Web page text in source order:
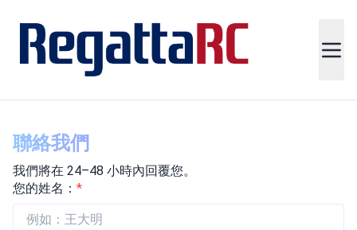
聯絡我們
我們將在 24–48 小時內回覆您。
您的姓名： *